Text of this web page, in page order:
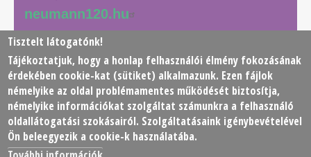
neumann120.hu
© 2026 Neumann János Számítógéptudományi Társaság
(NJSZT)
Footer
menu
Adatkezelési tájékoztató Impresszum Kapcsolat
Tisztelt látogatónk!
Tájékoztatjuk, hogy a honlap felhasználói élmény fokozásának
érdekében cookie-kat (sütiket) alkalmazunk. Ezen fájlok
némelyike az oldal problémamentes működését biztosítja,
némelyike információkat szolgáltat számunkra a felhasználó
oldallátogatási szokásairól. Szolgáltatásaink igénybevételével
Ön beleegyezik a cookie-k használatába.